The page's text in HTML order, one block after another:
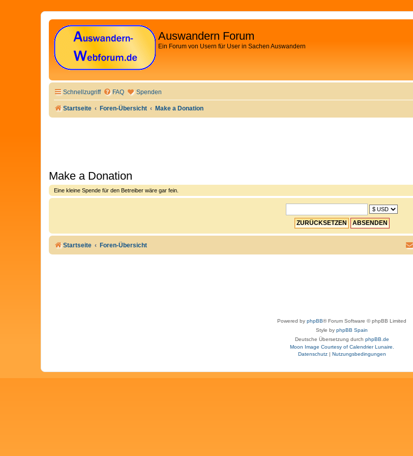
Auswandern Forum
Ein Forum von Usern für User in Sachen Auswandern
Schnellzugriff FAQ Spenden
Startseite Foren-Übersicht Make a Donation
Make a Donation
Eine kleine Spende für den Betreiber wäre gar fein.
Startseite Foren-Übersicht
Powered by phpBB® Forum Software © phpBB Limited
Style by phpBB Spain
Deutsche Übersetzung durch phpBB.de
Moon Image Courtesy of Calendrier Lunaire.
Datenschutz| Nutzungsbedingungen